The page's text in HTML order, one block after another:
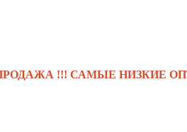
!!! САМЫЕ НИЗКИЕ